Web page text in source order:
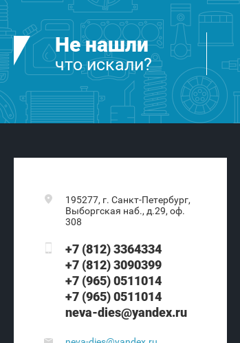
Не нашли
что искали?
195277, г. Санкт-Петербург,
Выборгская наб., д.29, оф.
308
+7 (812) 3364334
+7 (812) 3090399
+7 (965) 0511014
+7 (965) 0511014
neva-dies@yandex.ru